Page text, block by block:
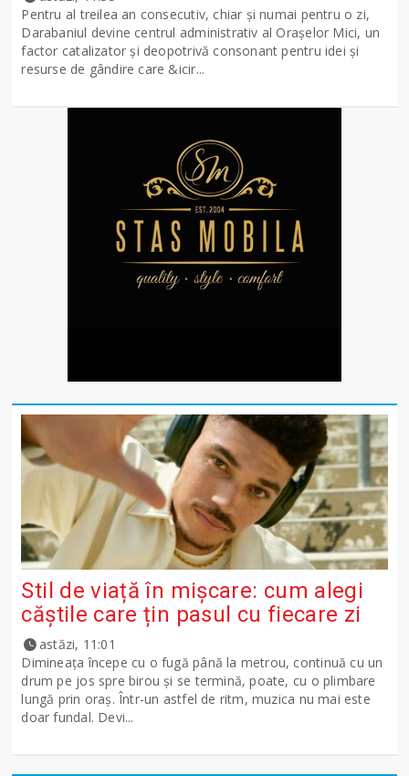
Pentru al treilea an consecutiv, chiar și numai pentru o zi,
Darabaniul devine centrul administrativ al Orașelor Mici, un
factor catalizator și deopotrivă consonant pentru idei și
resurse de gândire care &icir...
Stil de viață în mișcare: cum alegi
căștile care țin pasul cu fiecare zi
astăzi, 11:01
Dimineața începe cu o fugă până la metrou, continuă cu un
drum pe jos spre birou și se termină, poate, cu o plimbare
lungă prin oraș. Într-un astfel de ritm, muzica nu mai este
doar fundal. Devi...